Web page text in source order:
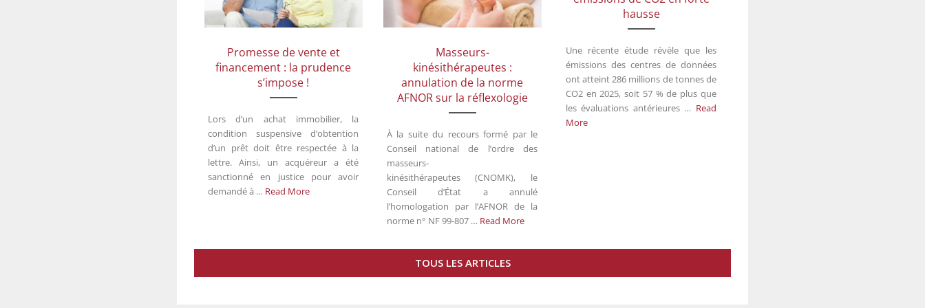
Promesse de vente et
financement : la prudence
s’impose !
Lors d’un achat immobilier, la
condition suspensive d’obtention
d’un prêt doit être respectée à la
lettre. Ainsi, un acquéreur a été
sanctionné en justice pour avoir
demandé à … Read More
Masseurs-
kinésithérapeutes :
annulation de la norme
AFNOR sur la réflexologie
À la suite du recours formé par le
Conseil national de l’ordre des
masseurs-
kinésithérapeutes (CNOMK), le
Conseil d’État a annulé
l’homologation par l’AFNOR de la
norme n° NF 99-807 … Read More
hausse
Une récente étude révèle que les
émissions des centres de données
ont atteint 286 millions de tonnes de
CO2 en 2025, soit 57 % de plus que
les évaluations antérieures … Read
More
TOUS LES ARTICLES